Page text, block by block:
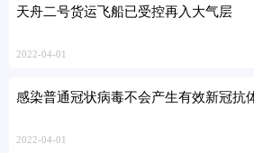
天舟二号货运飞船已受控再入大气层
2022-04-01
感染普通冠状病毒不会产生有效新冠抗
2022-04-01